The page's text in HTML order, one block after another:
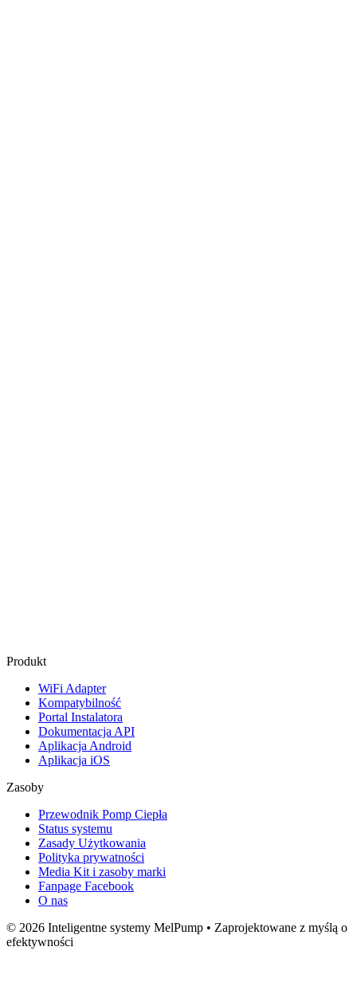
Produkt
WiFi Adapter
Kompatybilność
Portal Instalatora
Dokumentacja API
Aplikacja Android
Aplikacja iOS
Zasoby
Przewodnik Pomp Ciepła
Status systemu
Zasady Użytkowania
Polityka prywatności
Media Kit i zasoby marki
Fanpage Facebook
O nas
© 2026 Inteligentne systemy MelPump • Zaprojektowane z myślą o
efektywności